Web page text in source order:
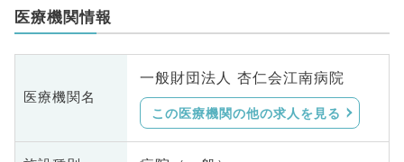
医療機関情報
医療機関名
一般財団法人 杏仁会江南病院
この医療機関の他の求人を見る